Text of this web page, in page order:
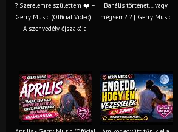
? Szerelemre születtem ❤️ –
Gerry Music (Official Video) |
A szenvedély éjszakája
Banális történet… vagy
mégsem? ? | Gerry Music